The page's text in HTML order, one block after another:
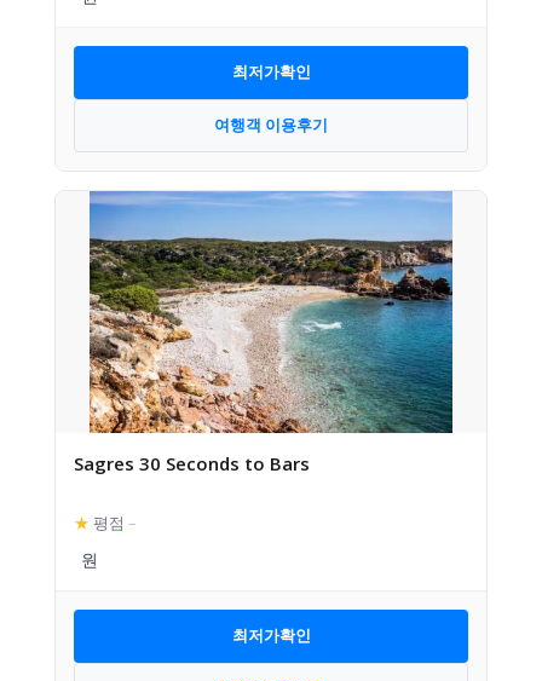
최저가확인
여행객 이용후기
Sagres 30 Seconds to Bars
★ 평점 –
최저가확인